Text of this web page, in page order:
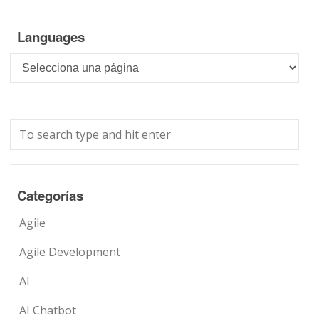
Languages
Languages
Categorías
Agile
Agile Development
AI
AI Chatbot